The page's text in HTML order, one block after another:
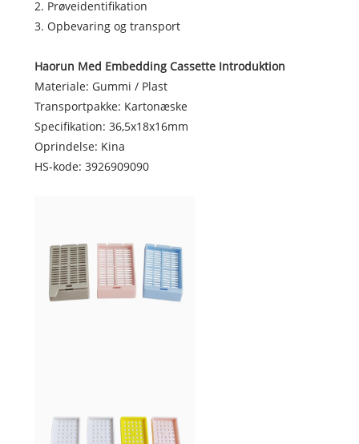
2. Prøveidentifikation
3. Opbevaring og transport
Haorun Med Embedding Cassette Introduktion
Materiale: Gummi / Plast
Transportpakke: Kartonæske
Specifikation: 36,5x18x16mm
Oprindelse: Kina
HS-kode: 3926909090